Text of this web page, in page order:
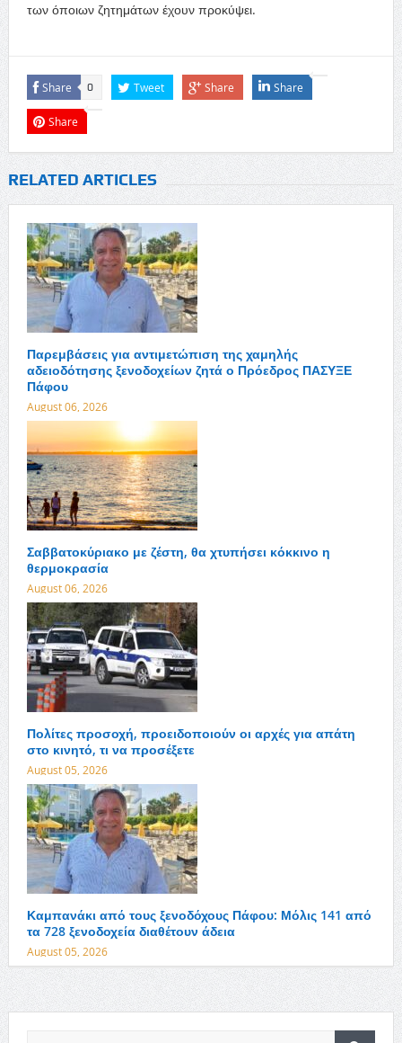
των όποιων ζητημάτων έχουν προκύψει.
Share 0 Tweet Share Share
Share
RELATED ARTICLES
Παρεμβάσεις για αντιμετώπιση της χαμηλής
αδειοδότησης ξενοδοχείων ζητά ο Πρόεδρος ΠΑΣΥΞΕ
Πάφου
August 06, 2026
Σαββατοκύριακο με ζέστη, θα χτυπήσει κόκκινο η
θερμοκρασία
August 06, 2026
Πολίτες προσοχή, προειδοποιούν οι αρχές για απάτη
στο κινητό, τι να προσέξετε
August 05, 2026
Καμπανάκι από τους ξενοδόχους Πάφου: Μόλις 141 από
τα 728 ξενοδοχεία διαθέτουν άδεια
August 05, 2026